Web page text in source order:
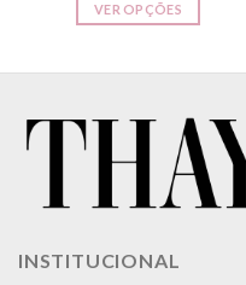
VER OPÇÕES
variantes.
opções
podem
escolhidas
INSTITUCIONAL